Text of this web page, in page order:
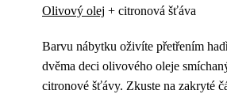
Olivový olej + citronová šťáva
Barvu nábytku oživíte přetřením
dvěma deci olivového oleje
citronové šťávy. Zkuste na zakryté